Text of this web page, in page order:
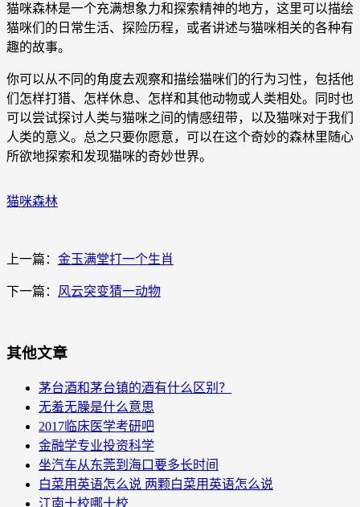
猫咪森林是一个充满想象力和探索精神的地方，这里可以描绘
猫咪们的日常生活、探险历程，或者讲述与猫咪相关的各种有
趣的故事。
你可以从不同的角度去观察和描绘猫咪们的行为习性，包括他
们怎样打猎、怎样休息、怎样和其他动物或人类相处。同时也
可以尝试探讨人类与猫咪之间的情感纽带，以及猫咪对于我们
人类的意义。总之只要你愿意，可以在这个奇妙的森林里随心
所欲地探索和发现猫咪的奇妙世界。
猫咪森林
上一篇： 金玉满堂打一个生肖
下一篇： 风云突变猜一动物
其他文章
茅台酒和茅台镇的酒有什么区别？
无羞无臊是什么意思
2017临床医学考研吧
金融学专业投资科学
坐汽车从东莞到海口要多长时间
白菜用英语怎么说 两颗白菜用英语怎么说
江南十校哪十校